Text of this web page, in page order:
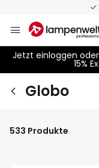
Inhalt
springen
Jetzt einloggen
15%
Globo
533 Produkte